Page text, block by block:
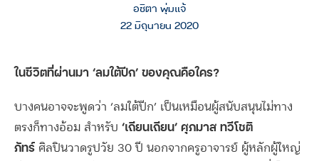
อชิตา พุ่มแจ้
22 มิถุนายน 2020
ในชีวิตที่ผ่านมา ‘ลมใต้ปีก’ ของคุณคือใคร?
บางคนอาจจะพูดว่า ‘ลมใต้ปีก’ เป็นเหมือนผู้สนับสนุนไม่ทาง
ตรงก็ทางอ้อม สำหรับ ‘เถียนเถียน’ ศุภมาส ทวีโชติ
ภัทร์ ศิลปินวาดรูปวัย 30 ปี นอกจากครูอาจารย์ ผู้หลักผู้ใหญ่